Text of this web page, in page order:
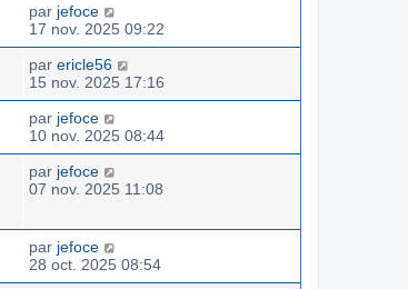
par jefoce
17 nov. 2025 09:22
par ericle56
15 nov. 2025 17:16
par jefoce
10 nov. 2025 08:44
par jefoce
07 nov. 2025 11:08
par jefoce
28 oct. 2025 08:54